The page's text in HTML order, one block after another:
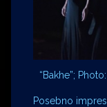
“Bakhe”;
Posebno